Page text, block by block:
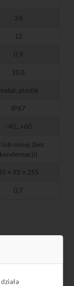
24
12
0,9
10,8
plastik
IP67
-40...+60
lub mniej (bez
kondensacji)
× 92 × 255
0,7